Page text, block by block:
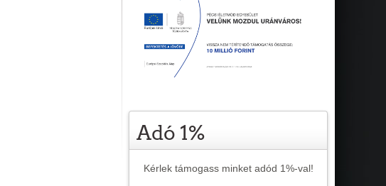
Adó 1%
Kérlek támogass minket adód 1%-val!